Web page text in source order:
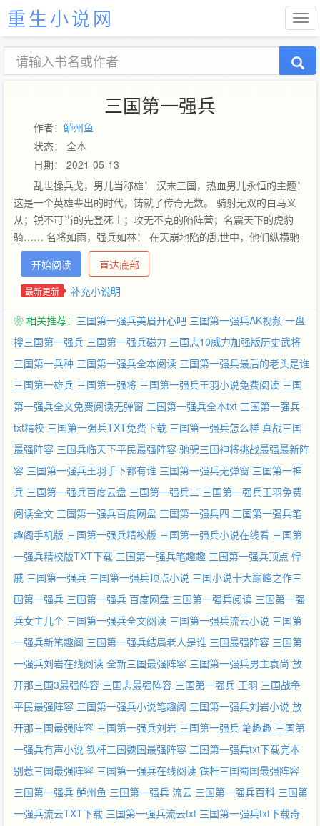
重生小说网
三国第一强兵
作者： 鲈州鱼
状态： 全本
日期： 2021-05-13
乱世操兵戈，男儿当称雄！ 汉末三国，热血男儿永恒的主题！
这是一个英雄辈出的时代，铸就了传奇无数。 骑射无双的白马义
从；锐不可当的先登死士；攻无不克的陷阵营；名震天下的虎豹
骑…… 名将如雨，强兵如林！ 在天崩地陷的乱世中，他们纵横驰
骋在中原大地之上，掀起了无边烽烟。 最强者谁？ 初平元年，关
东群雄并起，叩关讨董！ 恰逢其时，特种兵王羽穿越时空，降临在
这个乱世，成了个名不见经传的诸侯之子。 大战最前沿，黄河古渡
开始阅读 直达底部
最新更新 补充小说明
❀ 相关推荐： 三国第一强兵美眉开心吧 三国第一强兵AK视频 一盘
搜三国第一强兵 三国第一强兵磁力 三国志10威力加强版历史武将
三国第一兵种 三国第一强兵全本阅读 三国第一强兵最后的老头是谁
三国第一雄兵 三国第一强将 三国第一强兵王羽小说免费阅读 三国
第一强兵全文免费阅读无弹窗 三国第一强兵全本txt 三国第一强兵
txt精校 三国第一强兵TXT免费下载 三国第一强兵怎么样 真战三国
最强阵容 三国兵临天下平民最强阵容 驰骋三国神将挑战最强最新阵
容 三国第一强兵王羽手下都有谁 三国第一强兵无弹窗 三国第一神
兵 三国第一强兵百度云盘 三国第一强兵二 三国第一强兵王羽免费
阅读全文 三国第一强兵百度网盘 三国第一强兵四 三国第一强兵笔
趣阁手机版 三国第一强兵精校版 三国第一强兵小说在线看 三国第
一强兵精校版TXT下载 三国第一强兵笔趣趣 三国第一强兵顶点 悍
戚 三国第一强兵 三国第一强兵顶点小说 三国小说十大巅峰之作三
国第一强兵 三国第一强兵 百度网盘 三国第一强兵阅读 三国第一强
兵女主几个 三国第一强兵全文阅读 三国第一强兵流云小说 三国第
一强兵新笔趣阁 三国第一强兵结局老人是谁 三国最强阵容 三国第
一强兵刘岩在线阅读 全新三国最强阵容 三国第一强兵男主袁尚 放
开那三国3最强阵容 三国志最强阵容 三国第一强兵 王羽 三国战争
平民最强阵容 三国第一强兵小说笔趣阁 三国第一强兵刘岩小说 放
开那三国最强阵容 三国第一强兵刘岩 三国第一强兵 笔趣趣 三国第
一强兵有声小说 铁杆三国魏国最强阵容 三国第一强兵txt下载完本
别惹三国最强阵容 三国第一强兵在线阅读 铁杆三国蜀国最强阵容
三国第一强兵 鲈州鱼 三国第一强兵 流云 三国第一强兵百科 三国第
一强兵流云TXT下载 三国第一强兵流云txt 三国第一强兵txt下载奇